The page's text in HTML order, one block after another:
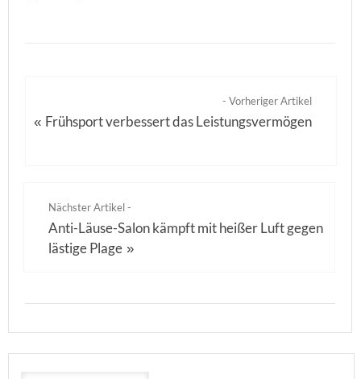
- Vorheriger Artikel
« Frühsport verbessert das Leistungsvermögen
Nächster Artikel -
Anti-Läuse-Salon kämpft mit heißer Luft gegen
lästige Plage »